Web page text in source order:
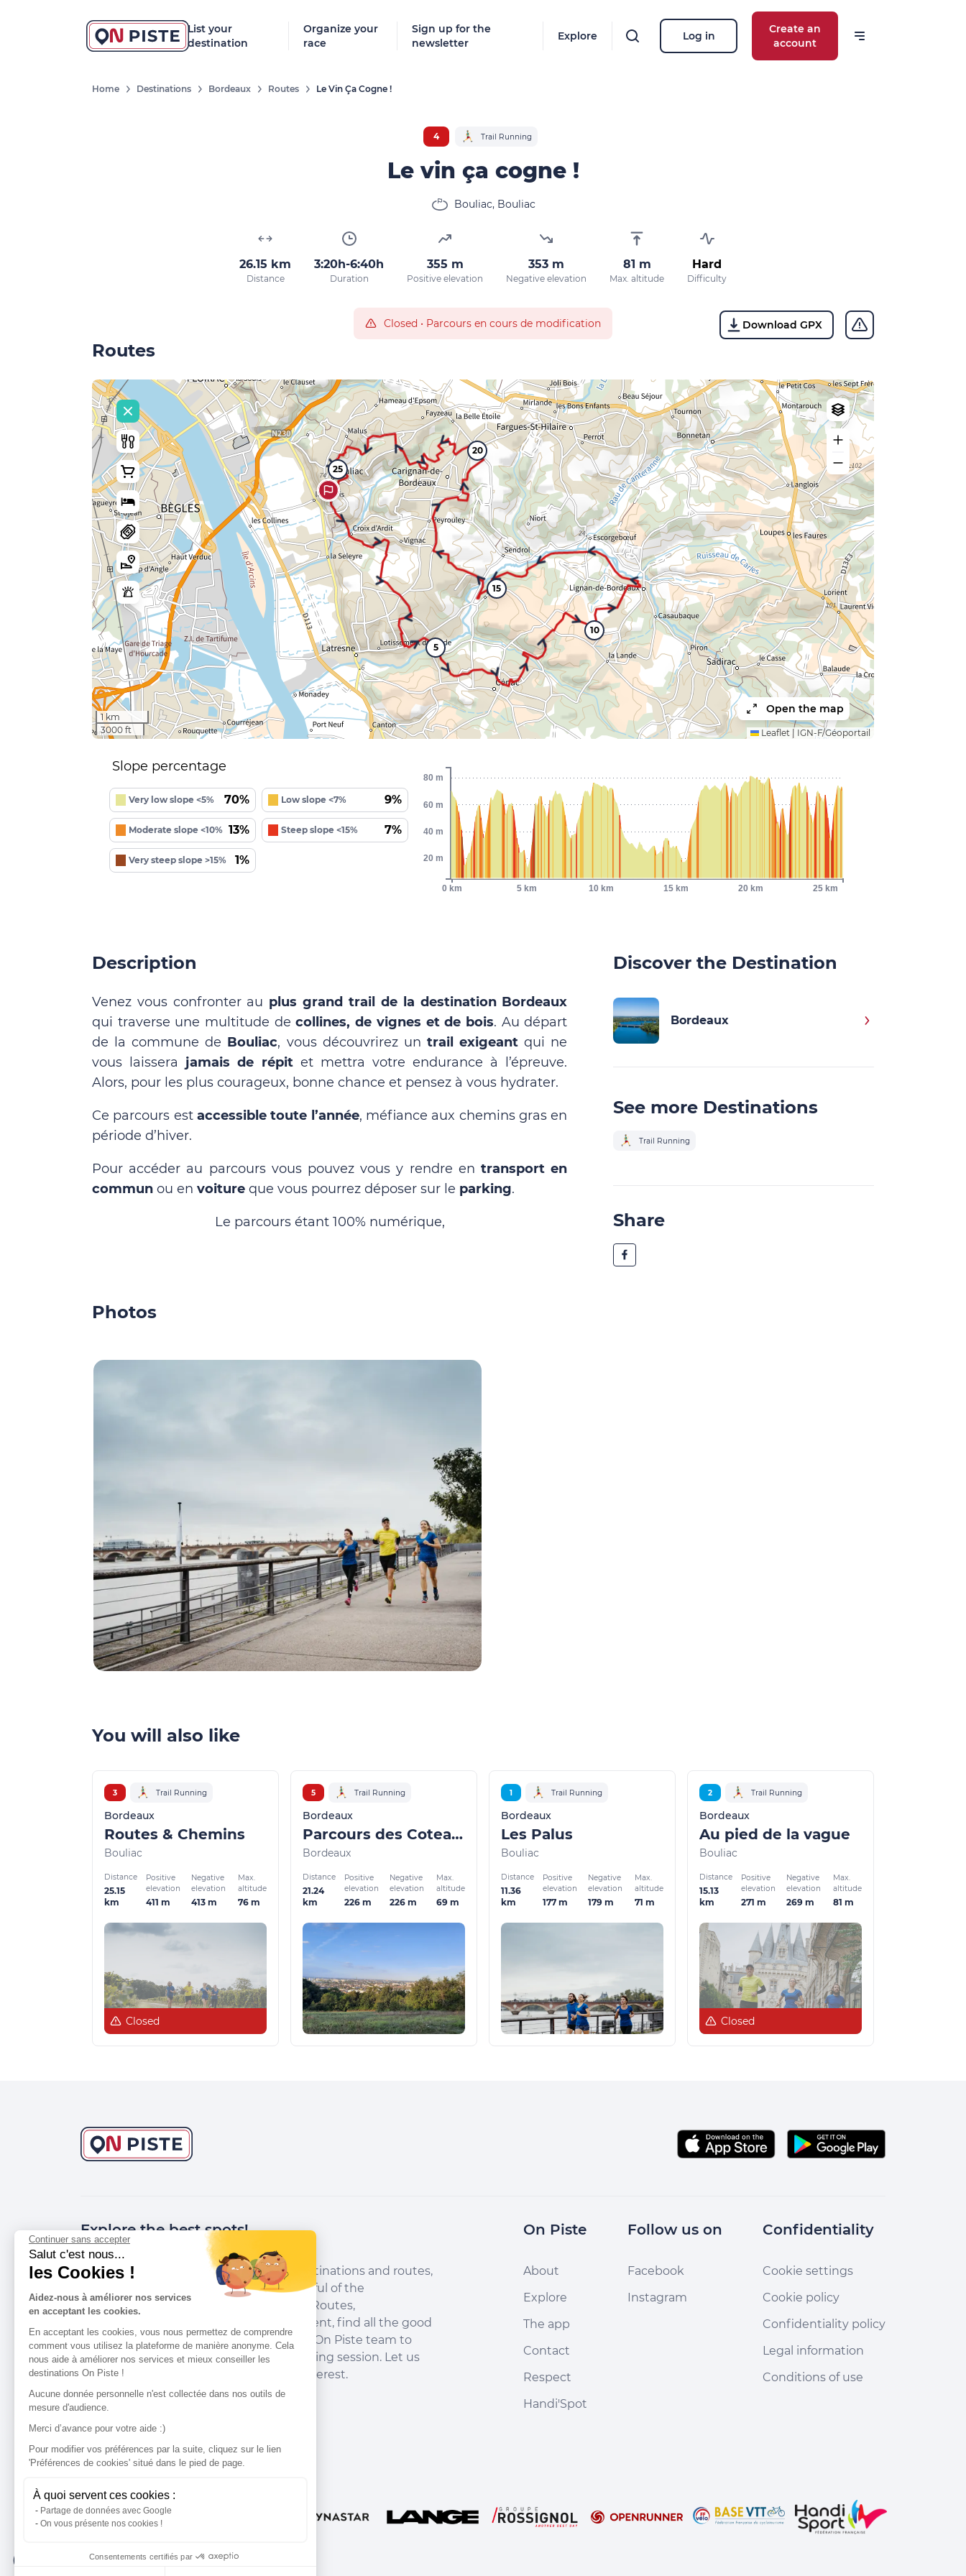
List your
destination
Organize your
race
Sign up for the
newsletter
Explore Log in
Create an
account
Home Destinations Bordeaux Routes Le Vin Ça Cogne !
4 Trail Running
Le vin ça cogne !
Bouliac, Bouliac
26.15 km
Distance
3:20h-6:40h
Duration
355 m
Positive elevation
353 m
Negative elevation
81 m
Max. altitude
Hard
Difficulty
Closed • Parcours en cours de modification Download GPX
Routes
5
10
15
20
25
1 km
3000 ft
Open the map
Leaflet IGN-F/Géoportail
Slope percentage
Very low slope <5% 70% Low slope <7% 9%
Moderate slope <10% 13% Steep slope <15% 7%
Very steep slope >15% 1%
0 km 5 km 10 km 15 km 20 km 25 km
20 m
40 m
60 m
80 m
Description
Venez vous confronter au plus grand trail de la destination Bordeaux
qui traverse une multitude decollines, de vignes et de bois. Au départ
de la commune de Bouliac, vous découvrirez un trail exigeant qui ne
vous laissera jamais de répitet mettra votre endurance à l’épreuve.
Alors, pour les plus courageux, bonne chance et pensez à vous hydrater.
Ce parcours est accessible toute l’année, méfiance aux chemins gras en
période d’hiver.
Pour accéder au parcours vous pouvez vous y rendre entransport en
commun ou en voiture que vous pourrez déposer sur le parking.
Le parcours étant 100% numérique,
Discover the Destination
Bordeaux
See more Destinations
Trail Running
Share
Photos
You will also like
3 Trail Running
Bordeaux
Routes & Chemins
Bouliac
Distance
25.15
km
Positive
elevation
411 m
Negative
elevation
413 m
Max.
altitude
76 m
Closed
5 Trail Running
Bordeaux
Parcours des Coteaux
Bordeaux
Distance
21.24
km
Positive
elevation
226 m
Negative
elevation
226 m
Max.
altitude
69 m
1 Trail Running
Bordeaux
Les Palus
Bouliac
Distance
11.36
km
Positive
elevation
177 m
Negative
elevation
179 m
Max.
altitude
71 m
2 Trail Running
Bordeaux
Au pied de la vague
Bouliac
Distance
15.13
km
Positive
elevation
271 m
Negative
elevation
269 m
Max.
altitude
81 m
Closed
Explore the best spots!
We have picked out for you the best destinations and routes,
marked out by local experts and respectful of the
environments in which they take place. Routes,
accommodation, courses, races, equipment, find all the good
addresses and recommendations of the On Piste team to
organise your next walking, cycling or skiing session. Let us
guide you and don't miss any point of interest.
On Piste
About
Explore
The app
Contact
Respect
Handi'Spot
Follow us on
Facebook
Instagram
Confidentiality
Cookie settings
Cookie policy
Confidentiality policy
Legal information
Conditions of use
Our partners
Continuer sans accepter
Salut c'est nous...
les Cookies !
Aidez-nous à améliorer nos services
en acceptant les cookies.
En acceptant les cookies, vous nous permettez de comprendre
comment vous utilisez la plateforme de manière anonyme. Cela
nous aide à améliorer nos services et mieux conseiller les
destinations On Piste !
Aucune donnée personnelle n'est collectée dans nos outils de
mesure d'audience.
Merci d’avance pour votre aide :)
Pour modifier vos préférences par la suite, cliquez sur le lien
'Préférences de cookies' situé dans le pied de page.
À quoi servent ces cookies :
Partage de données avec Google
On vous présente nos cookies !
Consentements certifiés par